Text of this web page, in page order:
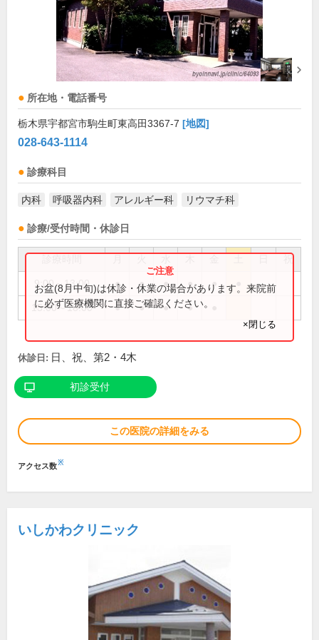
所在地・電話番号
栃木県宇都宮市駒生町東高田3367-7 [地図]
028-643-1114
診療科目
内科 呼吸器内科 アレルギー科 リウマチ科
診療/受付時間・休診日
祝
9:00～13:00 ● ● ● ● ●
15:00～18:00 ● ● ● ●
お盆(8月中旬)は休診・休業の場合があります。来院前
に必ず医療機関に直接ご確認ください。
×閉じる
休診日: 日、祝、第2・4木
初診受付
この医院の詳細をみる
アクセス数※
いしかわクリニック